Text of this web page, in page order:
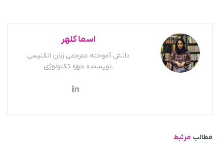
اسما کلهر
دانش آموخته مترجمی زبان انگلیسی
،نویسنده حوزه تکنولوژی
مطالب مرتبط